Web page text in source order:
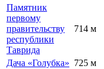
Памятник
первому
правительству
республики
Таврида
714 м
Дача «Голубка» 725 м